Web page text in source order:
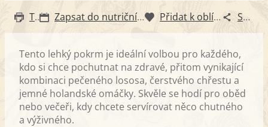
Tisk Zapsat do nutričního diáře Přidat k oblíbeným Sdílet
Tento lehký pokrm je ideální volbou pro každého,
kdo si chce pochutnat na zdravé, přitom vynikající
kombinaci pečeného lososa, čerstvého chřestu a
jemné holandské omáčky. Skvěle se hodí pro oběd
nebo večeři, kdy chcete servírovat něco chutného
a výživného.